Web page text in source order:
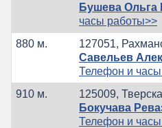
Бушева Ольга
часы работы>>
880 м.
127051,
Савельев
Телефон и
910 м.
125009,
Бокучава
Телефон и